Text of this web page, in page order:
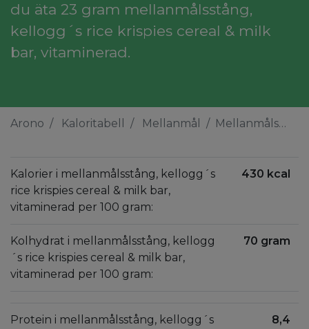
du äta 23 gram mellanmålsstång,
kellogg´s rice krispies cereal & milk
bar, vitaminerad.
Arono Kaloritabell Mellanmål Mellanmålsstång, kellogg´s rice krispies cereal & milk bar, vitaminerad
Kalorier i mellanmålsstång, kellogg´s
rice krispies cereal & milk bar,
vitaminerad per 100 gram:
430 kcal
Kolhydrat i mellanmålsstång, kellogg
´s rice krispies cereal & milk bar,
vitaminerad per 100 gram:
70 gram
Protein i mellanmålsstång, kellogg´s
8,4